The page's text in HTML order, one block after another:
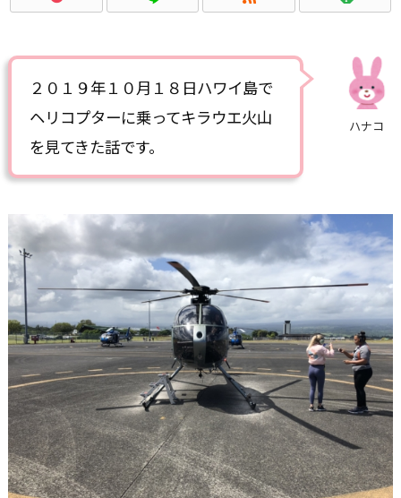
ハナコ
２０１９年１０月１８日ハワイ島で
ヘリコプターに乗ってキラウエ火山
を見てきた話です。